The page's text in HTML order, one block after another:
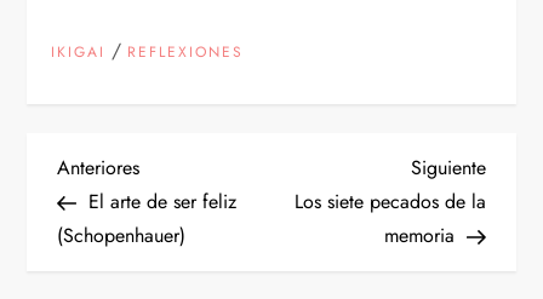
IKIGAI / REFLEXIONES
N
a
Entrada
anterior
Anteriores
El arte de ser feliz
(Schopenhauer)
Siguiente
Los siete pecados de la
memoria